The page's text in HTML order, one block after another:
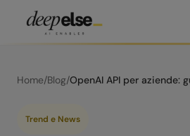
Home/Blog/
Trend e News